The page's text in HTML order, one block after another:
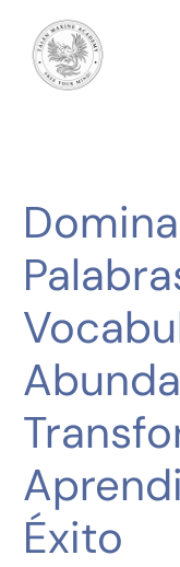
contenido
Éxito